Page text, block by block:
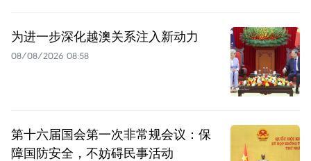
为进一步深化越澳关系注入新动力
08/08/2026 08:58
第十六届国会第一次非常规会议：保
障国防安全，不妨碍民事活动